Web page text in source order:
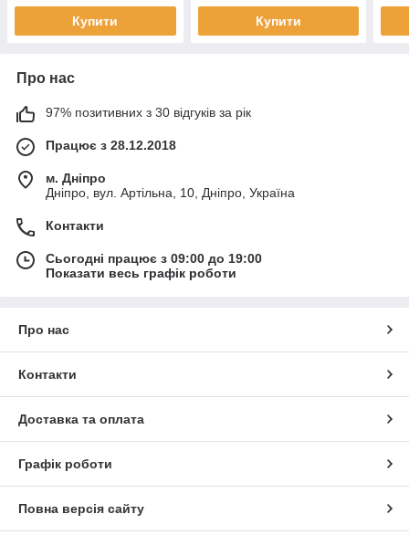
Купити Купити
Про нас
97% позитивних з 30 відгуків за рік
Працює з 28.12.2018
м. Дніпро
Дніпро, вул. Артільна, 10, Дніпро, Україна
Контакти
Сьогодні працює з 09:00 до 19:00
Показати весь графік роботи
Про нас
Контакти
Доставка та оплата
Графік роботи
Повна версія сайту